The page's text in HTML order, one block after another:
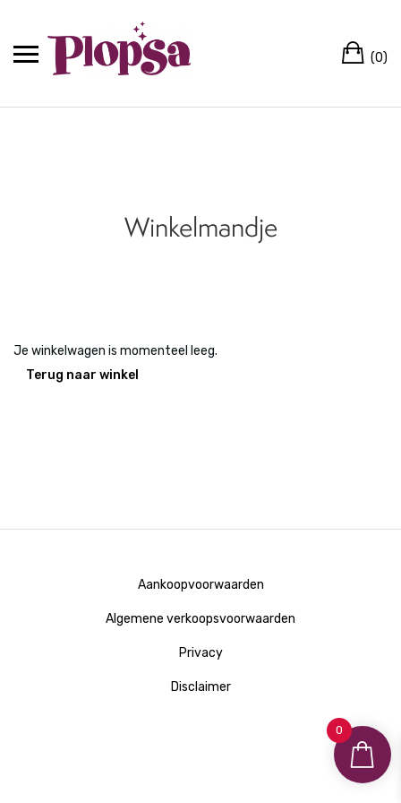
(0)
Winkelmandje
Je winkelwagen is momenteel leeg.
Terug naar winkel
Aankoopvoorwaarden
Algemene verkoopsvoorwaarden
Privacy
Disclaimer
0